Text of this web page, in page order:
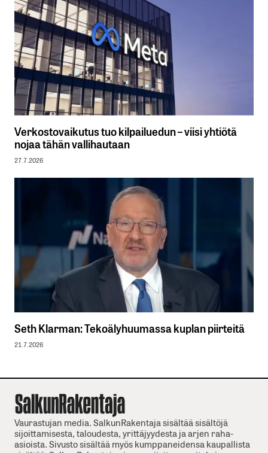
Verkostovaikutus tuo kilpailuedun – viisi yhtiötä
nojaa tähän vallihautaan
27.7.2026
Seth Klarman: Tekoälyhuumassa kuplan piirteitä
21.7.2026
Vaurastujan media. SalkunRakentaja sisältää sisältöjä
sijoittamisesta, taloudesta, yrittäjyydesta ja arjen raha-
asioista. Sivusto sisältää myös kumppaneidensa kaupallista